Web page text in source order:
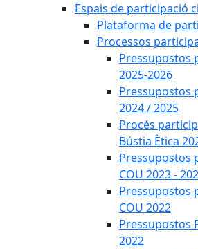
Espais de participació
Plataforma de
Processos
Pressupostos
2025-2026
Pressupostos
2024 / 2025
Procés
Bústia Ètica
Pressupostos
COU 2023 -
Pressupostos
COU 2022
Pressupostos
2022